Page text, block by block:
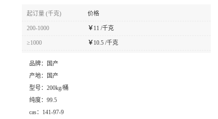
起订量 (千克) 价格
200-1000 ￥ 11 /千克
≥1000 ￥ 10.5 /千克
品牌：
国产
产地：
国产
型号： 200kg/桶
纯度： 99.5
cas： 141-97-9